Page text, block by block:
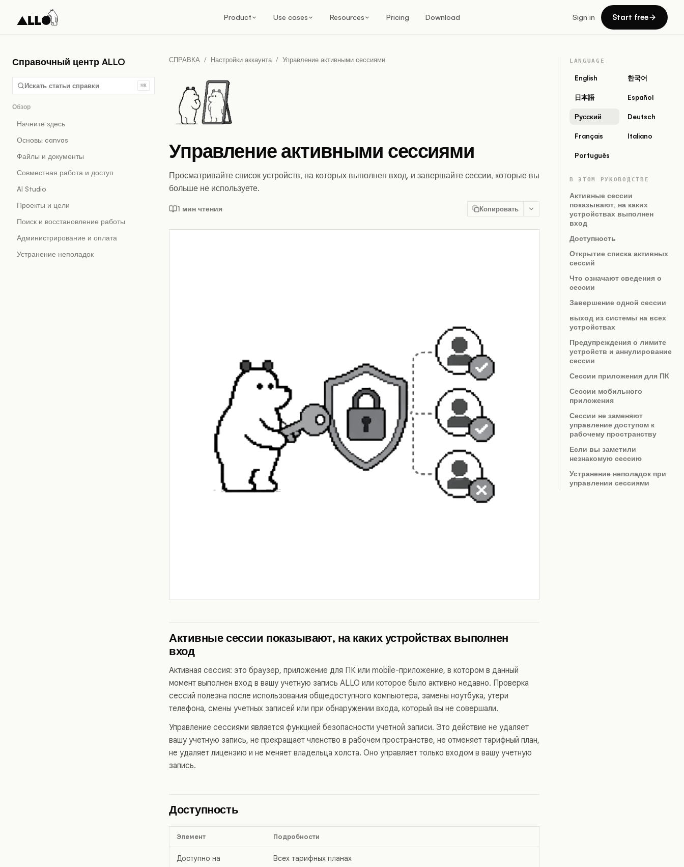
Product Use cases Resources Pricing Download Sign in Start free
Справочный центр ALLO
Искать статьи справки ⌘K
Обзор
Начните здесь
Основы canvas
Файлы и документы
Совместная работа и доступ
AI Studio
Проекты и цели
Поиск и восстановление работы
Администрирование и оплата
Устранение неполадок
СПРАВКА / Настройки аккаунта / Управление активными сессиями
Управление активными сессиями
Просматривайте список устройств, на которых выполнен вход, и завершайте сессии, которые вы
больше не используете.
1 мин чтения Копировать
Активные сессии показывают, на каких устройствах выполнен
вход
Активная сессия: это браузер, приложение для ПК или mobile-приложение, в котором в данный
момент выполнен вход в вашу учетную запись ALLO или которое было активно недавно. Проверка
сессий полезна после использования общедоступного компьютера, замены ноутбука, утери
телефона, смены учетных записей или при обнаружении входа, который вы не совершали.
Управление сессиями является функцией безопасности учетной записи. Это действие не удаляет
вашу учетную запись, не прекращает членство в рабочем пространстве, не отменяет тарифный план,
не удаляет лицензию и не меняет владельца холста. Оно управляет только входом в вашу учетную
запись.
Доступность
Элемент Подробности
Доступно на Всех тарифных планах
LANGUAGE
English 한국어
日本語 Español
Русский Deutsch
Français Italiano
Português
В ЭТОМ РУКОВОДСТВЕ
Активные сессии
показывают, на каких
устройствах выполнен
вход
Доступность
Открытие списка активных
сессий
Что означают сведения о
сессии
Завершение одной сессии
выход из системы на всех
устройствах
Предупреждения о лимите
устройств и аннулирование
сессии
Сессии приложения для ПК
Сессии мобильного
приложения
Сессии не заменяют
управление доступом к
рабочему пространству
Если вы заметили
незнакомую сессию
Устранение неполадок при
управлении сессиями